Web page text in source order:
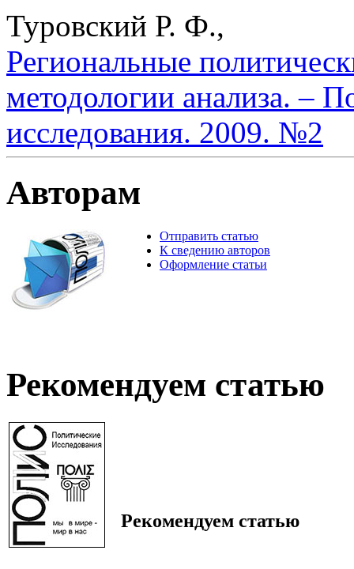
Туровский Р. Ф.,
Региональные
методологии анализа. –
исследования. 2009. №2
Авторам
Отправить статью
К сведению авторов
Оформление статьи
Рекомендуем статью
Рекомендуем статью